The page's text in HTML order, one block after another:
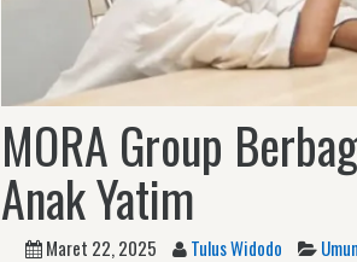
MORA Group
Anak Yatim
Maret 22, 2025 Tulus Widodo